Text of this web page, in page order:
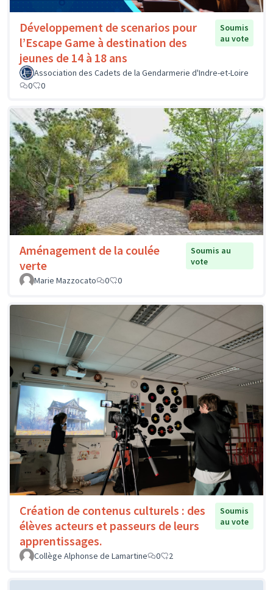
Développement de scenarios pour
l’Escape Game à destination des
jeunes de 14 à 18 ans
Soumis
au vote
Association des Cadets de la Gendarmerie d'Indre-et-Loire
0
0
Aménagement de la coulée
verte
Soumis au
vote
Marie Mazzocato
0 0
Création de contenus culturels : des
élèves acteurs et passeurs de leurs
apprentissages.
Soumis
au vote
Collège Alphonse de Lamartine 0 2